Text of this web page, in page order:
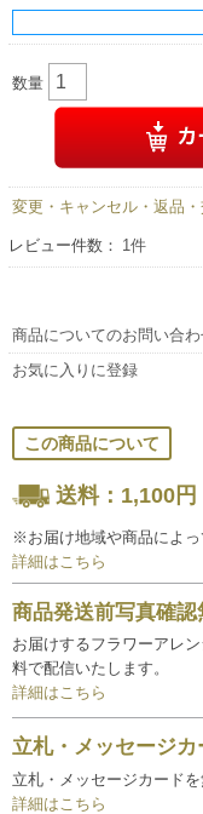
数量
変更・キャンセル・返品
レビュー件数： 1件
商品についてのお問い合
お気に入りに登録
この商品について
送料：1,100円
※お届け地域や商品によっ
詳細はこちら
商品発送前写真確認
お届けするフラワーアレ
料で配信いたします。
詳細はこちら
立札・メッセージカ
立札・メッセージカード
詳細はこちら